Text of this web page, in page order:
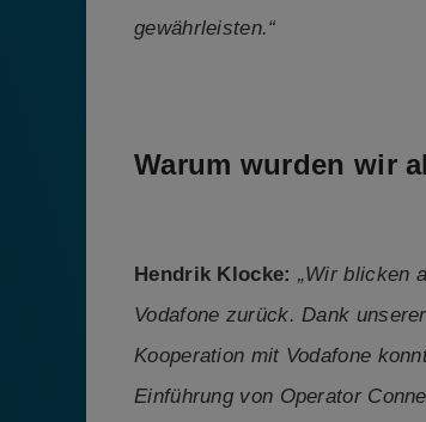
gewährleisten.“
Warum wurden wir
Hendrik Klocke: „Wir blicken
Vodafone zurück. Dank
Kooperation mit Vodafone
Einführung von Operator